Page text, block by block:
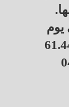
يوم
بمقدار 11 سنت إلى 61.44
04:51